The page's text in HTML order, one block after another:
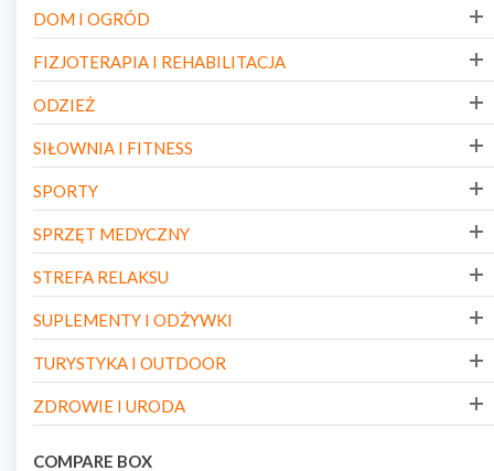
DOM I OGRÓD
FIZJOTERAPIA I REHABILITACJA
ODZIEŻ
SIŁOWNIA I FITNESS
SPORTY
SPRZĘT MEDYCZNY
STREFA RELAKSU
SUPLEMENTY I ODŻYWKI
TURYSTYKA I OUTDOOR
ZDROWIE I URODA
COMPARE BOX